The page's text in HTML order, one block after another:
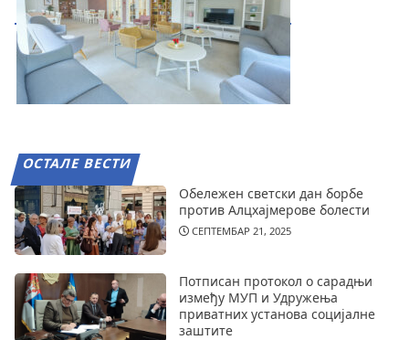
ОСТАЛЕ ВЕСТИ
Обележен светски дан борбе
против Алцхајмерове болести
СЕПТЕМБАР 21, 2025
Потписан протокол о сарадњи
између МУП и Удружења
приватних установа социјалне
заштите